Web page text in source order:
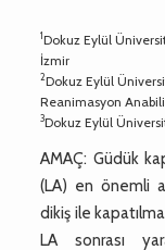
1Dokuz Eylül
İzmir
2Dokuz Eylül
Reanimasyon
3Dokuz Eylül
AMAÇ: Güdük
(LA) en önemli
dikiş ile
LA sonrası